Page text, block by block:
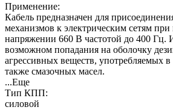
Применение:
Кабель предназначен для
механизмов к электрическим сетям
напряжении 660 В частотой до 400 Гц.
возможном попадания на оболочку
агрессивных веществ, употребляемых в
также смазочных масел.
...Еще
Тип КПП:
силовой